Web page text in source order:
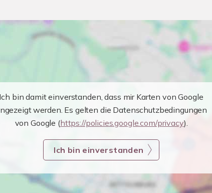
Ich bin damit einverstanden, dass mir Karten von Google
werden. Es gelten die Datenschutzbedingungen
von Google (https://policies.google.com/privacy).
Ich bin einverstanden